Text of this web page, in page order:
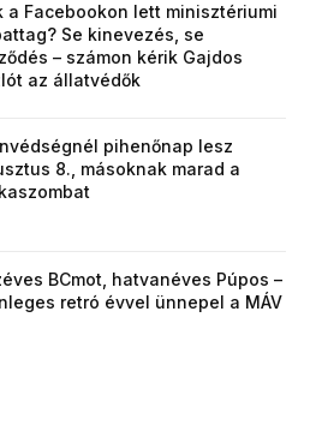
a Facebookon lett minisztériumi
Se kinevezés, se
– számon kérik Gajdos
az állatvédők
pihenőnap lesz
8., másoknak marad a
BCmot, hatvanéves Púpos –
retró évvel ünnepel a MÁV